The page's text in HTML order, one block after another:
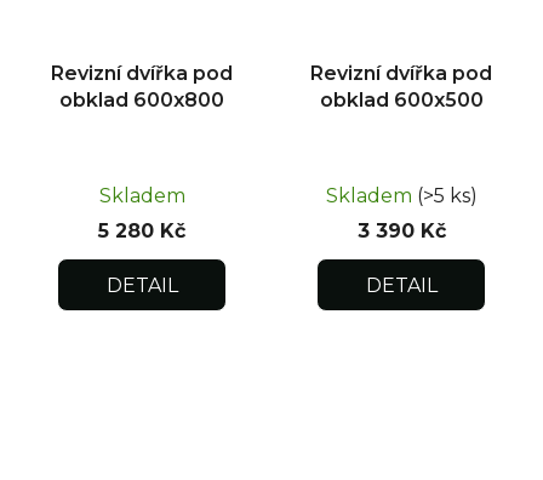
Revizní dvířka pod
obklad 600x800
Skladem
5 280 Kč
DETAIL
Revizní dvířka pod
obklad 600x500
Skladem (>5 ks)
3 390 Kč
DETAIL